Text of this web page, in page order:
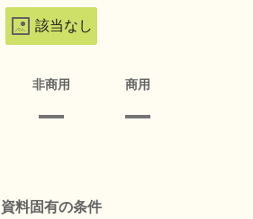
該当なし
非商用 商用
資料固有の条件